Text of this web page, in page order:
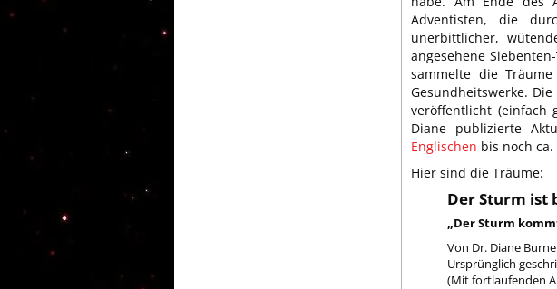
Adventisten, die
unerbittlicher,
angesehene
sammelte die
Gesundheitswerke.
veröffentlicht (einfach
Diane publizierte
Englischen bis noch ca.
Hier sind die Träume:
Der Sturm ist
„Der Sturm
Von Dr. Diane
Ursprünglich
(Mit fortlaufenden